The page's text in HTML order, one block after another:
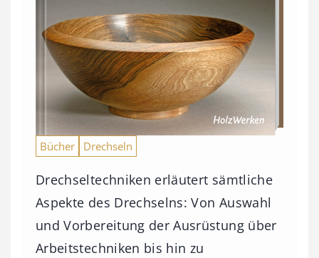
Bücher Drechseln
Drechseltechniken erläutert sämtliche
Aspekte des Drechselns: Von Auswahl
und Vorbereitung der Ausrüstung über
Arbeitstechniken bis hin zu